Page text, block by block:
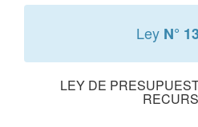
Ley N°
LEY DE